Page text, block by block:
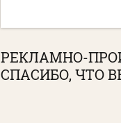
РЕКЛАМНО-
СПАСИБО, ЧТО